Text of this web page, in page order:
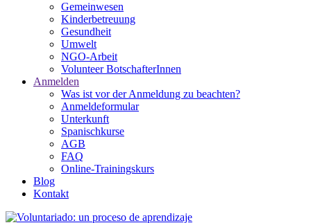
Gemeinwesen
Kinderbetreuung
Gesundheit
Umwelt
NGO-Arbeit
Volunteer BotschafterInnen
Anmelden
Was ist vor der Anmeldung zu beachten?
Anmeldeformular
Unterkunft
Spanischkurse
AGB
FAQ
Online-Trainingskurs
Blog
Kontakt